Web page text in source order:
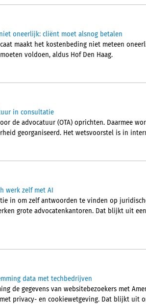
oneerlijk: cliënt moet alsnog betalen
maakt het kostenbeding niet meteen
voldoen, aldus Hof Den Haag.
in consultatie
de advocatuur (OTA) oprichten. Daarmee
georganiseerd. Het wetsvoorstel is in
werk zelf met AI
in om zelf antwoorden te vinden op
grote advocatenkantoren. Dat blijkt uit
data met techbedrijven
de gegevens van websitebezoekers met
privacy- en cookiewetgeving. Dat blijkt uit